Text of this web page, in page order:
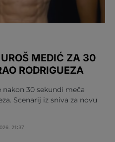
MEDIĆ ZA 30
RODRIGUEZA
30 sekundi meča
Scenarij iz sniva za novu
21:37